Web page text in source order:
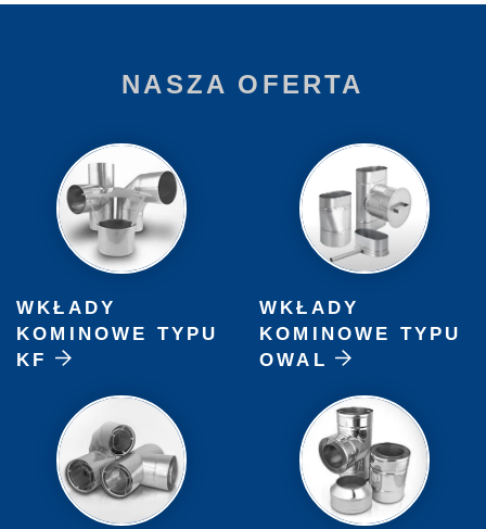
NASZA OFERTA
WKŁADY
KOMINOWE TYPU
KF
WKŁADY
KOMINOWE TYPU
OWAL